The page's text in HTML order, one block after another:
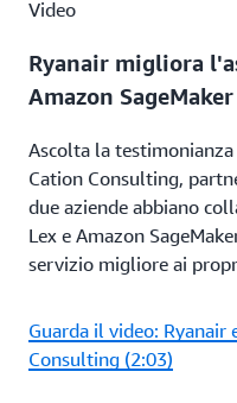
Video
Ryanair migliora
Amazon SageMaker
Ascolta la testimonianza
Cation Consulting,
due aziende abbiano
Lex e Amazon
servizio migliore ai
Guarda il video: Ryanair
Consulting (2:03)